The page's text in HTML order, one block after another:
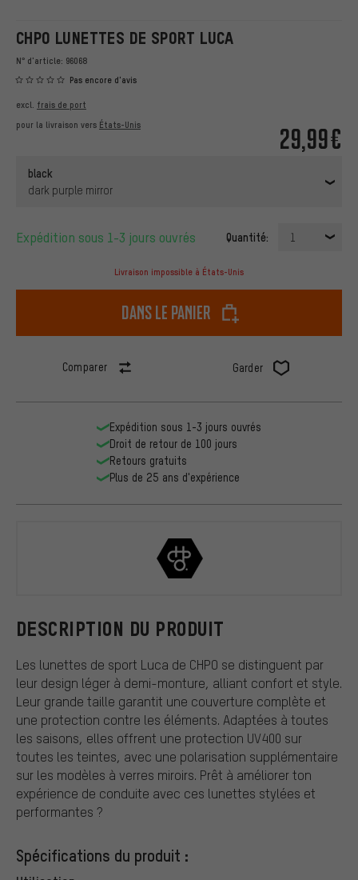
CHPO LUNETTES DE SPORT LUCA
N° d'article: 96068
Pas encore d'avis
29,99€
excl. frais de port
pour la livraison vers États-Unis
black
dark purple mirror
Expédition sous 1-3 jours ouvrés Quantité: 1
Livraison impossible à États-Unis
dans le panier
Comparer Garder
DESCRIPTION DU PRODUIT
Les lunettes de sport Luca de CHPO se distinguent par
leur design léger à demi-monture, alliant confort et style.
Leur grande taille garantit une couverture complète et
une protection contre les éléments. Adaptées à toutes
les saisons, elles offrent une protection UV400 sur
toutes les teintes, avec une polarisation supplémentaire
sur les modèles à verres miroirs. Prêt à améliorer ton
expérience de conduite avec ces lunettes stylées et
performantes ?
Spécifications du produit :
Expédition sous 1-3 jours ouvrés
Droit de retour de 100 jours
Retours gratuits
Plus de 25 ans d'expérience